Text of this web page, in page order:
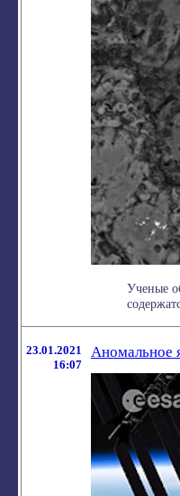
Ученые
23.01.2021
16:07
Аномальное